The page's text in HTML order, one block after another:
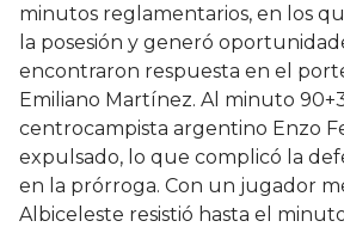
minutos reglamentarios, en los
la posesión y generó
encontraron respuesta en el
Emiliano Martínez. Al minuto
centrocampista argentino Enzo
expulsado, lo que complicó la
en la prórroga. Con un jugador
Albiceleste resistió hasta el